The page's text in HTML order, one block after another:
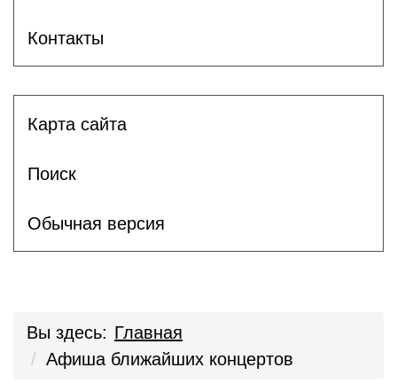
Контакты
Карта сайта
Поиск
Обычная версия
Вы здесь: Главная
Афиша ближайших концертов